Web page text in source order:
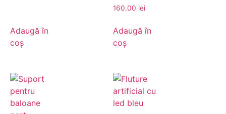
Adaugă în
coș
160.00 lei
Adaugă în
coș